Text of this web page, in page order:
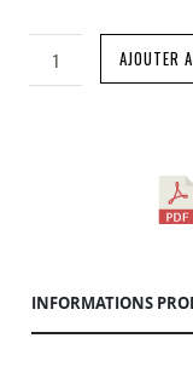
AJOUTER
INFORMATIONS